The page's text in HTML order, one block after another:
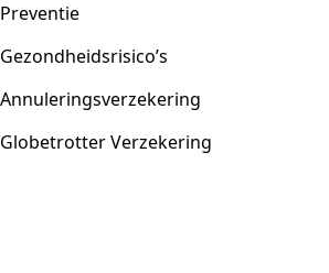
Preventie
Gezondheidsrisico’s
Annuleringsverzekering
Globetrotter Verzekering